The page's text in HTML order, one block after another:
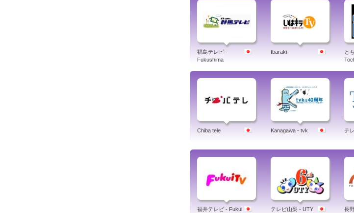
福島テレビ -
Fukushima
Ibaraki
と
Chiba tele Kanagawa - tvk テ
福井テレビ - Fukui テレビ山梨 - UTY 長